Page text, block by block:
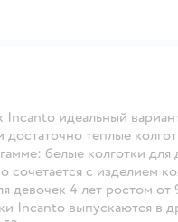
Incanto идеальный
теплые
белые колготки
сочетается с изделием
девочек 4 лет ростом
Incanto выпускаются в